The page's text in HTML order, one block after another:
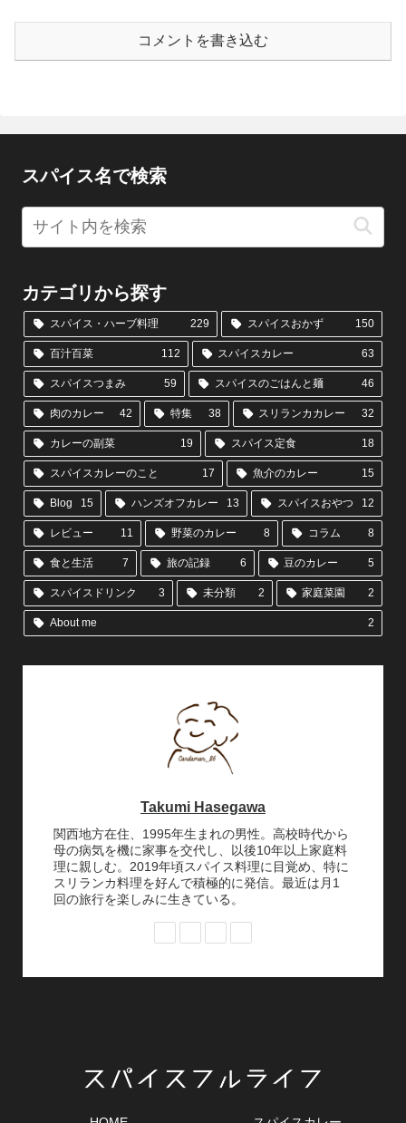
コメントを書き込む
スパイス名で検索
カテゴリから探す
スパイス・ハーブ料理 229 スパイスおかず 150
百汁百菜 112 スパイスカレー 63
スパイスつまみ 59 スパイスのごはんと麺 46
肉のカレー 42 特集 38 スリランカカレー 32
カレーの副菜 19 スパイス定食 18
スパイスカレーのこと 17 魚介のカレー 15
Blog 15 ハンズオフカレー 13 スパイスおやつ 12
レビュー 11 野菜のカレー 8 コラム 8
食と生活 7 旅の記録 6 豆のカレー 5
スパイスドリンク 3 未分類 2 家庭菜園 2
About me 2
Takumi Hasegawa
関西地方在住、1995年生まれの男性。高校時代から
母の病気を機に家事を交代し、以後10年以上家庭料
理に親しむ。2019年頃スパイス料理に目覚め、特に
スリランカ料理を好んで積極的に発信。最近は月1
回の旅行を楽しみに生きている。